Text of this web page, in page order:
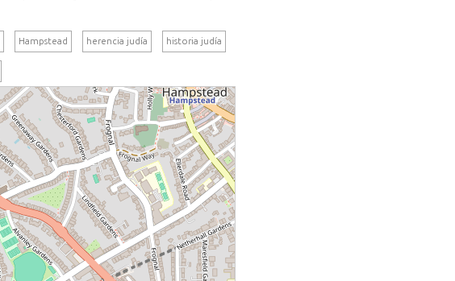
Hampstead herencia judía historia judía